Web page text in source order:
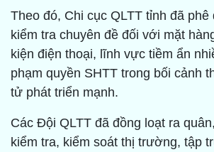
Theo đó, Chi cục QLTT tỉnh đã phê
kiểm tra chuyên đề đối với mặt
kiện điện thoại, lĩnh vực tiềm ẩn
phạm quyền SHTT trong bối cảnh
tử phát triển mạnh.
Các Đội QLTT đã đồng loạt ra
kiểm tra, kiểm soát thị trường, tập